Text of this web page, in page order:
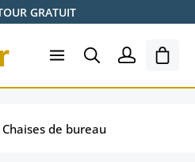
GRATUIT
Le
Chaises de bureau